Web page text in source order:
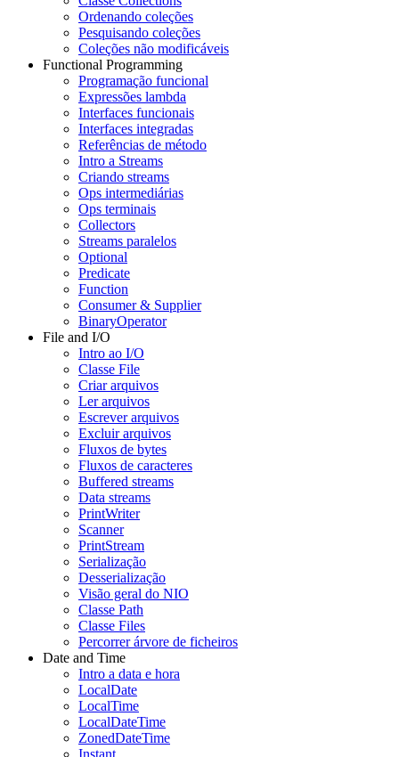
Ordenando coleções
Pesquisando coleções
Coleções não modificáveis
Functional Programming
Programação funcional
Expressões lambda
Interfaces funcionais
Interfaces integradas
Referências de método
Intro a Streams
Criando streams
Ops intermediárias
Ops terminais
Collectors
Streams paralelos
Optional
Predicate
Function
Consumer & Supplier
BinaryOperator
File and I/O
Intro ao I/O
Classe File
Criar arquivos
Ler arquivos
Escrever arquivos
Excluir arquivos
Fluxos de bytes
Fluxos de caracteres
Buffered streams
Data streams
PrintWriter
Scanner
PrintStream
Serialização
Desserialização
Visão geral do NIO
Classe Path
Classe Files
Percorrer árvore de ficheiros
Date and Time
Intro a data e hora
LocalDate
LocalTime
LocalDateTime
ZonedDateTime
Instant